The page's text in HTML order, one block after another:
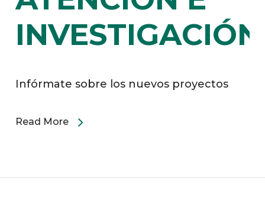
Infórmate sobre los nuevos proyectos
Read More